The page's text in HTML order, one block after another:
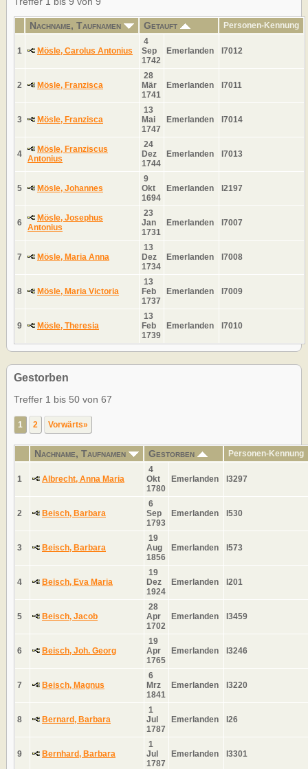
Nachname, Taufnamen Getauft Personen-Kennung
1 Mösle, Carolus Antonius
4
Sep
1742
Emerlanden I7012
2 Mösle, Franzisca
28
Mär
1741
Emerlanden I7011
3 Mösle, Franzisca
13
Mai
1747
Emerlanden I7014
4
Mösle, Franziscus
Antonius
24
Dez
1744
Emerlanden I7013
5 Mösle, Johannes
9
Okt
1694
Emerlanden I2197
6
Mösle, Josephus
Antonius
23
Jan
1731
Emerlanden I7007
7 Mösle, Maria Anna
13
Dez
1734
Emerlanden I7008
8 Mösle, Maria Victoria
13
Feb
1737
Emerlanden I7009
9 Mösle, Theresia
13
Feb
1739
Emerlanden I7010
Gestorben
Treffer 1 bis 50 von 67
1 2 Vorwärts»
Nachname, Taufnamen Gestorben Personen-Kennung
1 Albrecht, Anna Maria
4
Okt
1780
Emerlanden I3297
2 Beisch, Barbara
6
Sep
1793
Emerlanden I530
3 Beisch, Barbara
19
Aug
1856
Emerlanden I573
4 Beisch, Eva Maria
19
Dez
1924
Emerlanden I201
5 Beisch, Jacob
28
Apr
1702
Emerlanden I3459
6 Beisch, Joh. Georg
19
Apr
1765
Emerlanden I3246
7 Beisch, Magnus
6
Mrz
1841
Emerlanden I3220
8 Bernard, Barbara
1
Jul
1787
Emerlanden I26
9 Bernhard, Barbara
1
Jul
1787
Emerlanden I3301